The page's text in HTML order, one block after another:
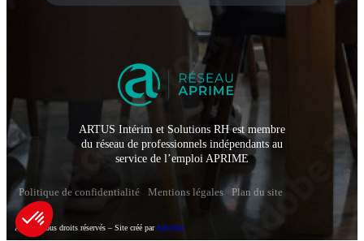
ARTUS Intérim et Solutions RH est membre
du réseau de professionnels indépendants au
service de l’emploi APRIME
Politique de confidentialité Mentions légales Plan du site
Artus – Tous droits réservés – Site créé parKelcible